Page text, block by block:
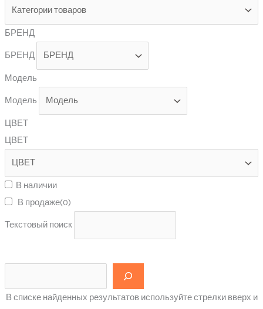
БРЕНД
БРЕНД
Модель
Модель
ЦВЕТ
ЦВЕТ
В наличии
В продаже(0)
Текстовый поиск
В списке найденных результатов используйте стрелки вверх и